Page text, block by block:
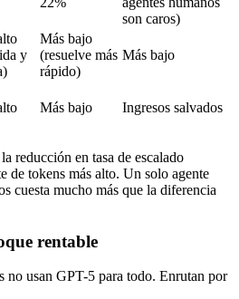
son caros)
y
Más bajo
(resuelve más
rápido)
Más bajo
Más bajo Ingresos salvados
reducción en tasa de escalado
de tokens más alto. Un solo agente
cuesta mucho más que la diferencia
rentable
no usan GPT-5 para todo. Enrutan por